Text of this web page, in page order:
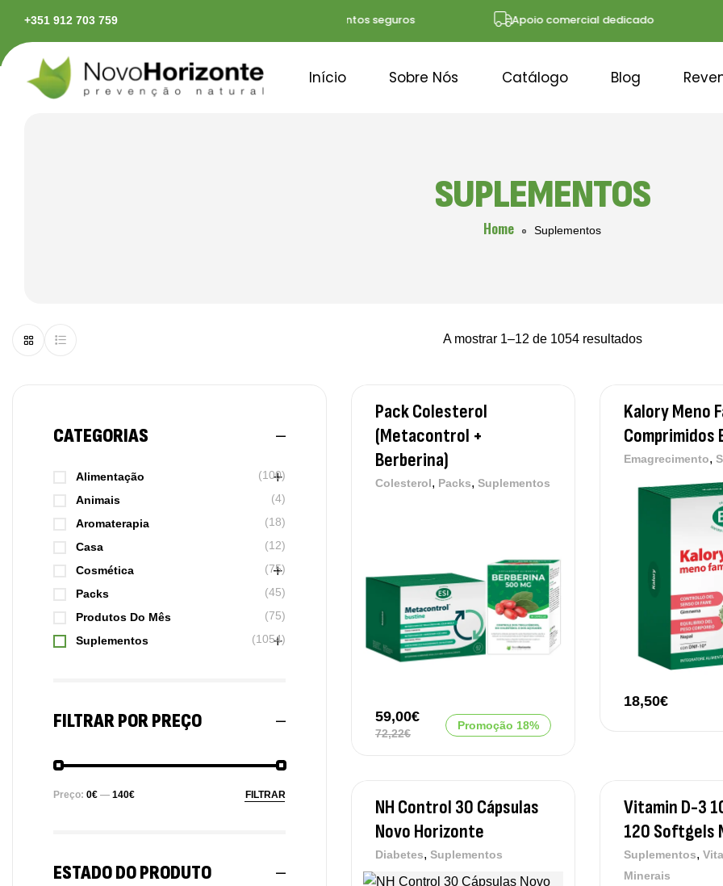
+351 912 703 759
rápidas em território continental Pagamentos seguros Apoio comercial dedicado
Início Sobre Nós Catálogo Blog
SUPLEMENTOS
Home Suplementos
A mostrar 1–12 de 1054 resultados
Pack Colesterol
(Metacontrol +
Berberina)
Colesterol, Packs, Suplementos
72,22€
59,00€
Promoção 18%
Kalory Meno
Comprimidos
Emagrecimento,
18,50€
NH Control 30 Cápsulas
Novo Horizonte
Diabetes, Suplementos
Vitamin D-3
120 Softgels
Suplementos,
Minerais
CATEGORIAS
Alimentação
(100)
Animais
(4)
Aromaterapia
(18)
Casa
(12)
Cosmética
(75)
Packs
(45)
Produtos Do Mês
(75)
Suplementos
(1054)
FILTRAR POR PREÇO
FILTRAR
Preço: 0€ — 140€
ESTADO DO PRODUTO